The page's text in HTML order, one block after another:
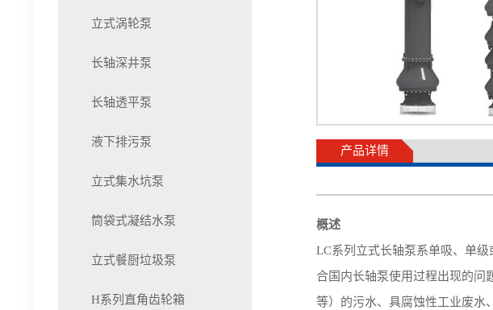
立式涡轮泵
长轴深井泵
长轴透平泵
液下排污泵
立式集水坑泵
筒袋式凝结水泵
立式餐厨垃圾泵
H系列直角齿轮箱
产品详情
概述
LC系列立式长轴泵系单吸、单
合国内长轴泵使用过程出现的问
等）的污水、具腐蚀性工业废水